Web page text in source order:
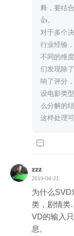
释，要结
👍。
对于多个
行业经验
不同的维
们发现除
响了评分
设电影类
么分解的
这样处理

zzz
2019-04-21
为什么SVD
类，剧情
VD的输入
息。